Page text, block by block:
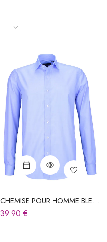
CHEMISE POUR HOMME BLEU
CIEL
39.90€